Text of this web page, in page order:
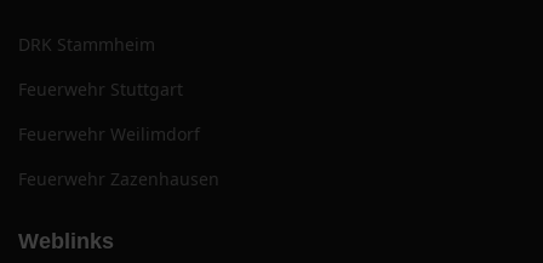
DRK Stammheim
Feuerwehr Stuttgart
Feuerwehr Weilimdorf
Feuerwehr Zazenhausen
Weblinks